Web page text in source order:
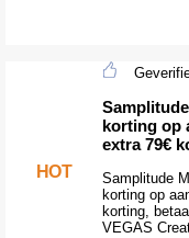
HOT
korting op
extra 79€
Samplitude
korting op
korting,
VEGAS